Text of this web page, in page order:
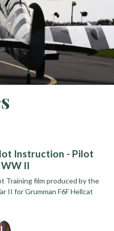
Instruction - Pilot
II
Training film produced by the
II for Grumman F6F Hellcat